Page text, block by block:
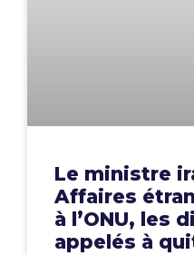
Le ministre
Affaires
à l’ONU, les
appelés à